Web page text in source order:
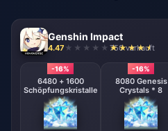
Genshin Impact
4.47 750 verkauft
-16%
6480 + 1600
Schöpfungskristalle
-16%
8080 Genesis
Crystals * 8